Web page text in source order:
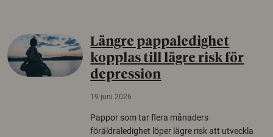
Längre pappaledighet
kopplas till lägre risk för
depression
19 juni 2026
Pappor som tar flera månaders
föräldraledighet löper lägre risk att utveckla